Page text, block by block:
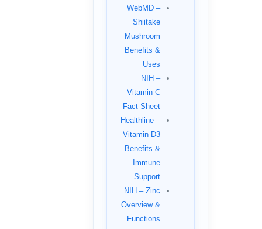
WebMD –
Shiitake
Mushroom
Benefits &
Uses
NIH –
Vitamin C
Fact Sheet
Healthline –
Vitamin D3
Benefits &
Immune
Support
NIH – Zinc
Overview &
Functions